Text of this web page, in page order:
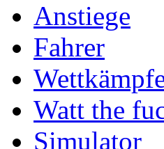
Anstiege
Fahrer
Watt the
Simulator